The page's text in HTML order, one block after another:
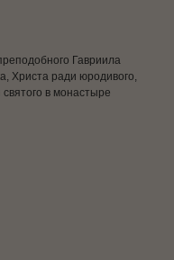
Гавриила
Христа ради юродивого,
в монастыре